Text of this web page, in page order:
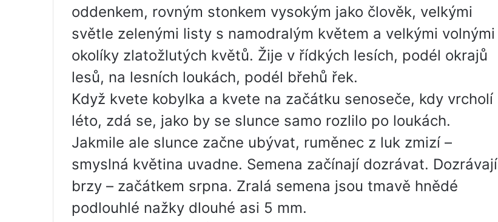
oddenkem, rovným stonkem vysokým jako člověk, velkými
světle zelenými listy s namodralým květem a velkými volnými
okolíky zlatožlutých květů. Žije v řídkých lesích, podél okrajů
lesů, na lesních loukách, podél břehů řek.
Když kvete kobylka a kvete na začátku senoseče, kdy vrcholí
léto, zdá se, jako by se slunce samo rozlilo po loukách.
Jakmile ale slunce začne ubývat, ruměnec z luk zmizí –
smyslná květina uvadne. Semena začínají dozrávat. Dozrávají
brzy – začátkem srpna. Zralá semena jsou tmavě hnědé
podlouhlé nažky dlouhé asi 5 mm.